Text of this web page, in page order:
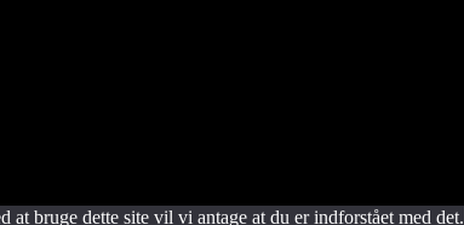
bruge dette site vil vi antage at du er indforstået med det.